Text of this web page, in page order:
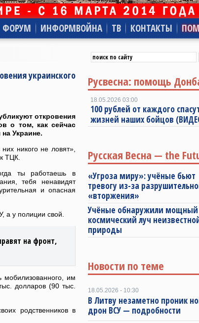
ФОРУМ ИНФОРМВОЙНА ТВ КОНТАКТЫ
украинского
откровения
о том, как сейчас
Украине.
никого не ловят»,
ТЦК.
ты работаешь в
тебя ненавидят
и опасная
а у полиции свой.
на фронт,
мобилизованного, им
долларов (90 тыс.
родственников в
Русвесна: помощь
18.05.2026 03:00
100 рублей от каждого
жизней наших бойцов
Русская Весна — the
«Угроза миру»: учёные бьют
тревогу из-за
«вторжения»
Учёные обнаружили мощный
космический луч
природы
Новости по теме
18.05.2026 - 10:30
В Литву незаметно проник
дрон ВСУ — подробности